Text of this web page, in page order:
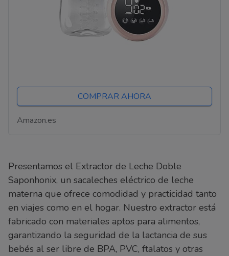
COMPRAR AHORA
Amazon.es
Presentamos el Extractor de Leche Doble
Saponhonix, un sacaleches eléctrico de leche
materna que ofrece comodidad y practicidad tanto
en viajes como en el hogar. Nuestro extractor está
fabricado con materiales aptos para alimentos,
garantizando la seguridad de la lactancia de sus
bebés al ser libre de BPA, PVC, ftalatos y otras